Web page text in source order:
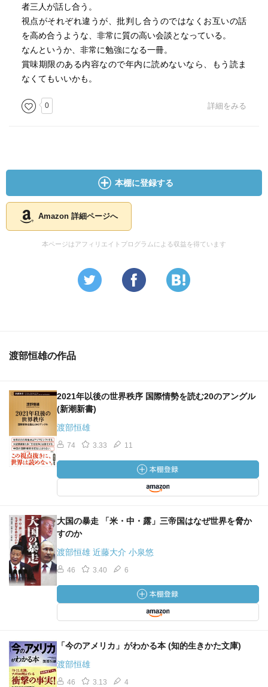
者三人が話し合う。
視点がそれぞれ違うが、批判し合うのではなくお互いの話
を高め合うような、非常に質の高い会談となっている。
なんというか、非常に勉強になる一冊。
賞味期限のある内容なので年内に読めないなら、もう読ま
なくてもいいかも。
0 詳細をみる
本棚に登録する
Amazon 詳細ページへ
本ページはアフィリエイトプログラムによる収益を得ています
渡部恒雄の作品
2021年以後の世界秩序 国際情勢を読む20のアングル
(新潮新書)
渡部恒雄
74 3.33 11
大国の暴走 「米・中・露」三帝国はなぜ世界を脅か
すのか
渡部恒雄 近藤大介 小泉悠
46 3.40 6
「今のアメリカ」がわかる本 (知的生きかた文庫)
渡部恒雄
46 3.13 4